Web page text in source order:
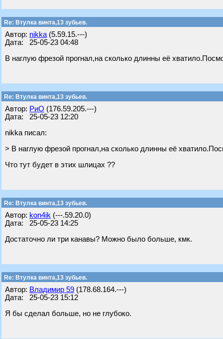
Re: Втулка винта,13 зубьев.
Автор: nikka (5.59.15.---)
Дата: 25-05-23 04:48
В наглую фрезой прогнал,на сколько длинны её
Re: Втулка винта,13 зубьев.
Автор: РиО (176.59.205.---)
Дата: 25-05-23 12:20
nikka писал:
> В наглую фрезой прогнал,на сколько длинны её
Что тут будет в этих шлицах ??
Re: Втулка винта,13 зубьев.
Автор: kon4ik (---.59.20.0)
Дата: 25-05-23 14:25
Достаточно ли три канавы? Можно было больше, кмк.
Re: Втулка винта,13 зубьев.
Автор: Владимир 59 (178.68.164.---)
Дата: 25-05-23 15:12
Я бы сделал больше, но не глубоко.